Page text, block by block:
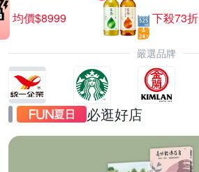
均價$8999
下殺73折
嚴選品牌
必逛好店